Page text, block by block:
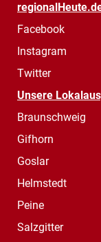
Facebook
Instagram
Twitter
Unsere
Braunschweig
Gifhorn
Goslar
Helmstedt
Peine
Salzgitter